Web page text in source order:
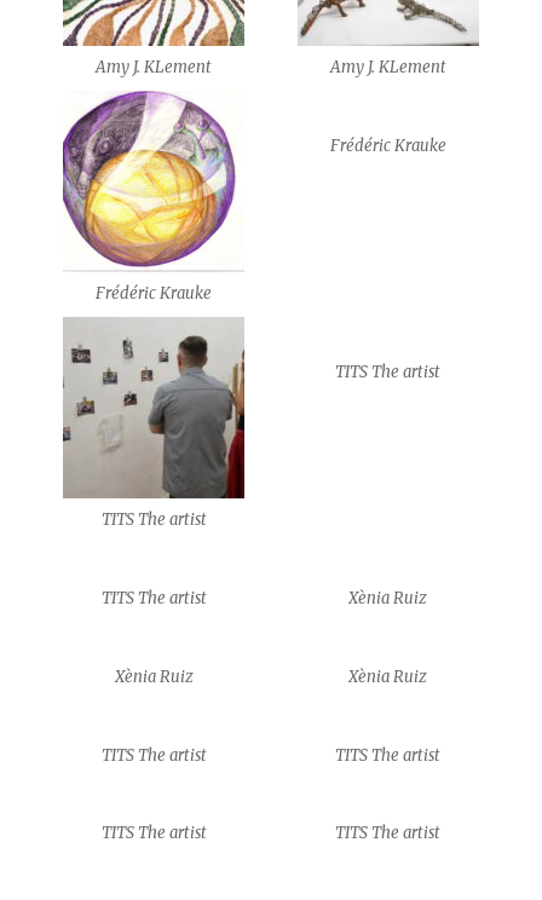
Amy J. KLement Amy J. KLement
Frédéric Krauke
Frédéric Krauke
TITS The artist
TITS The artist
TITS The artist Xènia Ruiz
Xènia Ruiz Xènia Ruiz
TITS The artist TITS The artist
TITS The artist TITS The artist